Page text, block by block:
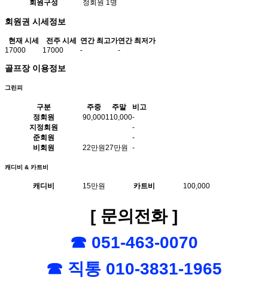
회원구성 정회원 1명
회원권 시세정보
현재 시세 전주 시세 연간 최고가연간 최저가
17000
17000 - -
골프장 이용정보
그린피
구분 주중 주말
비고
정회원
90,000110,000-
지정회원
-
준회원
-
비회원
22만원27만원 -
캐디비 & 카트비
캐디비 15만원 카트비 100,000
[ 문의전화 ]
☎ 051-463-0070
☎ 직통 010-3831-1965